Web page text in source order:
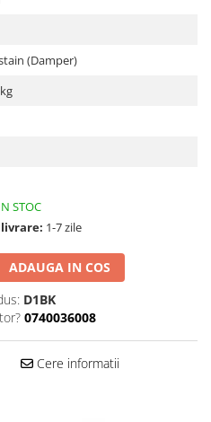
(Damper)
STOC
1-7 zile
ADAUGA IN COS
D1BK
0740036008
Cere informatii